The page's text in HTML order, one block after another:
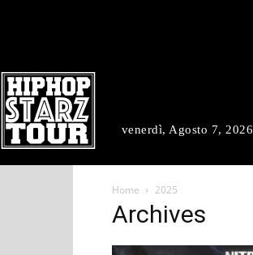
venerdì, Agosto 7, 2026
Home 2025
Archives